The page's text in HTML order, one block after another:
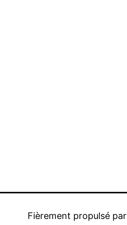
Fièrement propulsé par